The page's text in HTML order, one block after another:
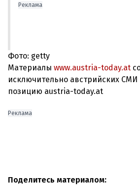
Реклама
Фото: getty
Материалы www.austria-today.at
исключительно австрийских
позицию austria-today.at
Реклама
Поделитесь материалом: